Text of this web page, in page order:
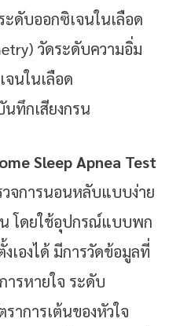
ะดับออกซิเจนในเลือด
วัดระดับความอิ่ม
จนในเลือด
ทึกเสียงกรน
Sleep Apnea Test
วจการนอนหลับแบบง่าย
โดยใช้อุปกรณ์แบบพก
องได้ มีการวัดข้อมูลที่
ารหายใจ ระดับ
าการเต้นของหัวใจ